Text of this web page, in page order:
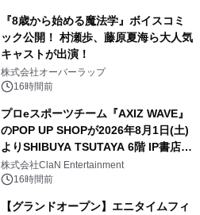
『8歳から始める魔法学』ボイスコミ
ック公開！ 村瀬歩、藤原夏海ら大人気
キャストが出演！
株式会社オーバーラップ
16時間前
プロeスポーツチーム『AXIZ WAVE』
のPOP UP SHOPが2026年8月1日(土)
よりSHIBUYA TSUTAYA 6階 IP書店で
開催決定！！
株式会社ClaN Entertainment
16時間前
【グランドオープン】エニタイムフィ